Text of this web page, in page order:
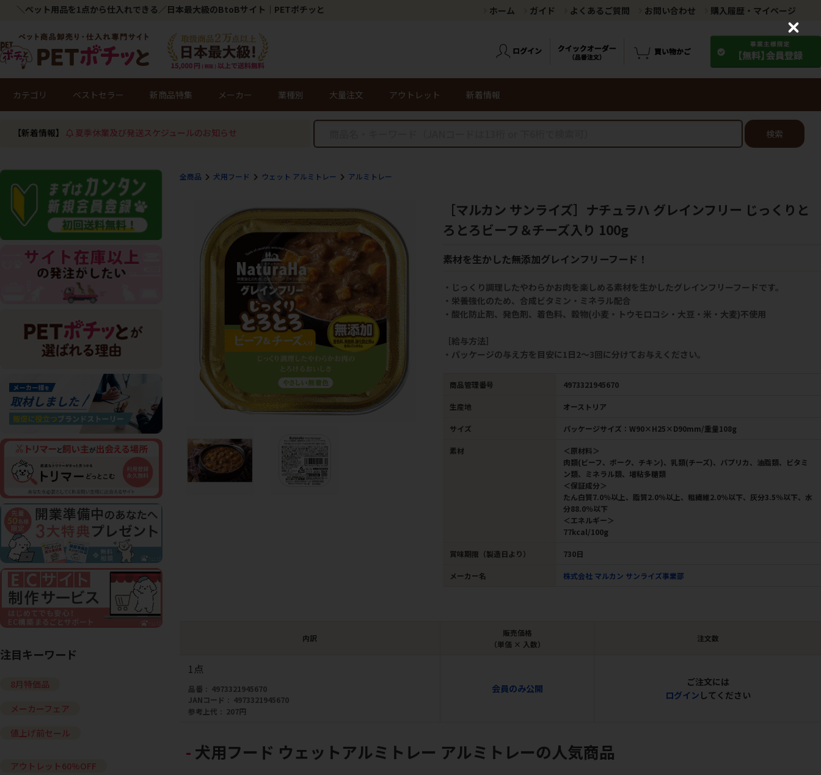
＼ペット用品を1点から仕入れできる／日本最大級のBtoBサイト｜PETポチッと ホーム ガイド よくあるご質問 お問い合わせ 購入履歴・マイページ
カテゴリ ベストセラー 新商品特集 メーカー 業種別 大量注文 アウトレット 新着情報
【新着情報】 夏季休業及び発送スケジュールのお知らせ 検索
全商品 犬用フード ウェット アルミトレー アルミトレー
［マルカン サンライズ］ナチュラハ グレインフリー じっくりと
ろとろビーフ＆チーズ入り 100g
素材を生かした無添加グレインフリーフード！
・じっくり調理したやわらかお肉を楽しめる素材を生かしたグレインフリーフードです。
・栄養強化のため、合成ビタミン・ミネラル配合
・酸化防止剤、発色剤、着色料、穀物(小麦・トウモロコシ・大豆・米・大麦)不使用
［給与方法］
・パッケージの与え方を目安に1日2～3回に分けてお与えください。
商品管理番号 4973321945670
生産地 オーストリア
サイズ パッケージサイズ：W90×H25×D90mm/重量108g
素材
＜原材料＞
肉類(ビーフ、ポーク、チキン)、乳類(チーズ)、パプリカ、油脂類、ビタミ
ン類、ミネラル類、増粘多糖類
＜保証成分＞
たん白質7.0％以上、脂質2.0％以上、粗繊維2.0％以下、灰分3.5％以下、水
分88.0％以下
＜エネルギー＞
77kcal/100g
賞味期限（製造日より） 730日
メーカー名 株式会社 マルカン サンライズ事業部
内訳
販売価格
（単価 × 入数）
注文数
1点
品番
4973321945670
JANコード
4973321945670
参考上代
207円
会員のみ公開
ご注文には
ログイン してください
犬用フード ウェットアルミトレー アルミトレーの人気商品
注目キーワード
8月特価品
メーカーフェア
値上げ前セール
アウトレット60%OFF
C
o
s
e